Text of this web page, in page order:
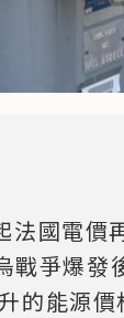
法國電價
戰爭爆發
的能源